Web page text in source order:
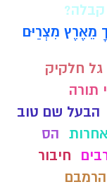
מֵאֶרֶץ מִצְרַיִם
גל חלקיק
תורה
הבעל שם טוב
הס
חיבור